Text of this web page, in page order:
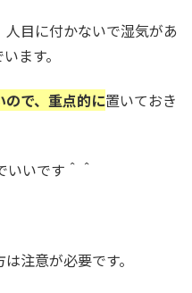
目に付かないで湿気があ
ます。
ので、重点的に置いておき
いです＾＾
注意が必要です。